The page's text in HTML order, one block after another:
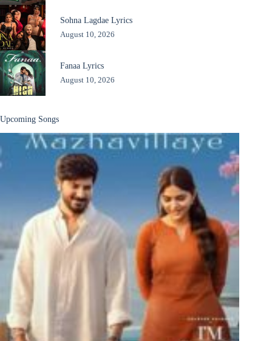
Sohna Lagdae Lyrics
August 10, 2026
Fanaa Lyrics
August 10, 2026
Upcoming Songs